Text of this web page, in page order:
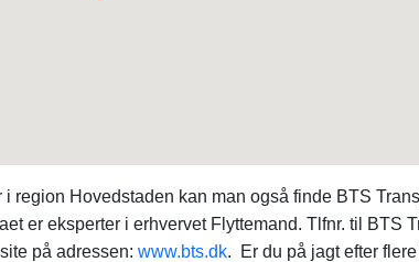
region Hovedstaden kan man også finde BTS
er eksperter i erhvervet Flyttemand. Tlfnr. til BTS
på adressen: www.bts.dk. Er du på jagt efter